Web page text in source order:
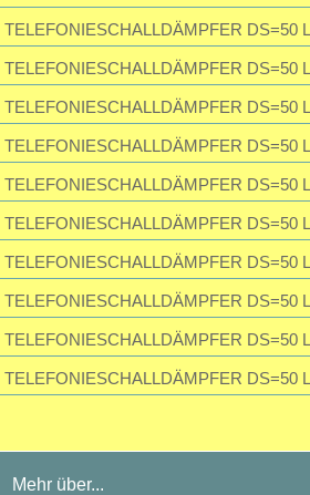
Super Ware und unschlagbarer Preis. Hier
TELEFONIESCHALLDÄMPFER DS=50
TELEFONIESCHALLDÄMPFER DS=50
TELEFONIESCHALLDÄMPFER DS=50
TELEFONIESCHALLDÄMPFER DS=50
TELEFONIESCHALLDÄMPFER DS=50
TELEFONIESCHALLDÄMPFER DS=50
TELEFONIESCHALLDÄMPFER DS=50
TELEFONIESCHALLDÄMPFER DS=50
TELEFONIESCHALLDÄMPFER DS=50
TELEFONIESCHALLDÄMPFER DS=50
Mehr über...